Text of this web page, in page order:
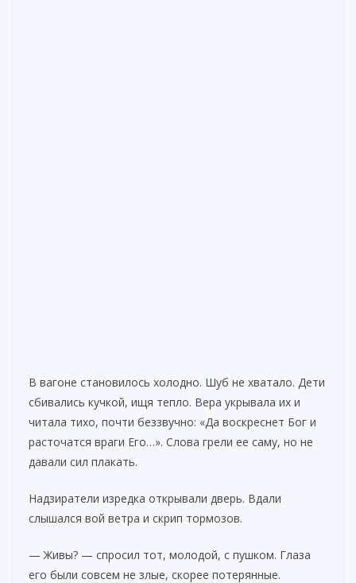
В вагоне становилось холодно. Шуб не хватало. Дети
сбивались кучкой, ищя тепло. Вера укрывала их и
читала тихо, почти беззвучно: «Да воскреснет Бог и
расточатся враги Его…». Слова грели ее саму, но не
давали сил плакать.
Надзиратели изредка открывали дверь. Вдали
слышался вой ветра и скрип тормозов.
— Живы? — спросил тот, молодой, с пушком. Глаза
его были совсем не злые, скорее потерянные.